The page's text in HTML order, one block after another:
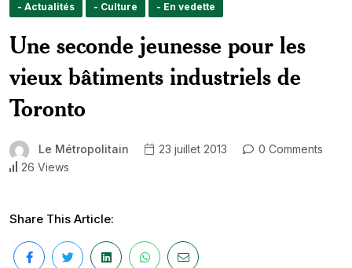
- Actualités - Culture - En vedette
Une seconde jeunesse pour les
vieux bâtiments industriels de
Toronto
Le Métropolitain 23 juillet 2013
0 Comments
26 Views
Share This Article: